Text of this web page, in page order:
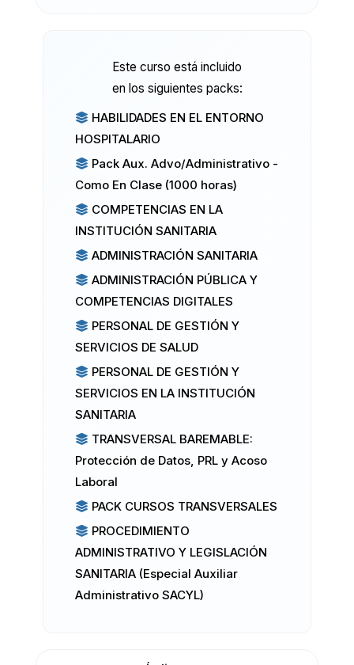
Este curso está incluido
en los siguientes packs:
HABILIDADES EN EL ENTORNO
HOSPITALARIO
Pack Aux. Advo/Administrativo -
Como En Clase (1000 horas)
COMPETENCIAS EN LA
INSTITUCIÓN SANITARIA
ADMINISTRACIÓN SANITARIA
ADMINISTRACIÓN PÚBLICA Y
COMPETENCIAS DIGITALES
PERSONAL DE GESTIÓN Y
SERVICIOS DE SALUD
PERSONAL DE GESTIÓN Y
SERVICIOS EN LA INSTITUCIÓN
SANITARIA
TRANSVERSAL BAREMABLE:
Protección de Datos, PRL y Acoso
Laboral
PACK CURSOS TRANSVERSALES
PROCEDIMIENTO
ADMINISTRATIVO Y LEGISLACIÓN
SANITARIA (Especial Auxiliar
Administrativo SACYL)